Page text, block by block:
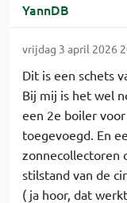
YannDB
vrijdag 3 april 2026
Dit is een schets
Bij mij is het wel
een 2e boiler
toegevoegd. En
zonnecollectoren
stilstand van de
( ja hoor, dat